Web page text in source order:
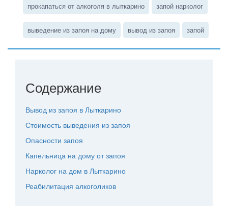
Содержание
Вывод из запоя в Лыткарино
Стоимость выведения из запоя
Опасности запоя
Капельница на дому от запоя
Нарколог на дом в Лыткарино
Реабилитация алкоголиков
прокапаться от алкоголя в лыткарино запой нарколог
выведение из запоя на дому вывод из запоя запой